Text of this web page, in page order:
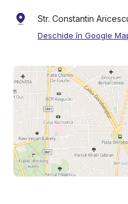
Str. Constantin
Deschide în Google